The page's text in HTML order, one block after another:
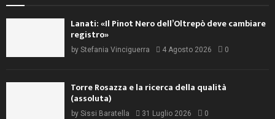
Lanati: «Il Pinot Nero dell’Oltrepò deve cambiare
registro»
by Stefania Vinciguerra 4 Agosto 2026 0
Torre Rosazza e la ricerca della qualità
(assoluta)
by Sissi Baratella 31 Luglio 2026 0